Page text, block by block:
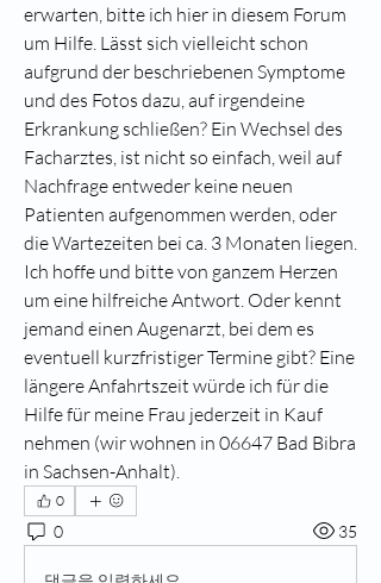
erwarten, bitte ich hier in diesem Forum
um Hilfe. Lässt sich vielleicht schon
aufgrund der beschriebenen Symptome
und des Fotos dazu, auf irgendeine
Erkrankung schließen? Ein Wechsel des
Facharztes, ist nicht so einfach, weil auf
Nachfrage entweder keine neuen
Patienten aufgenommen werden, oder
die Wartezeiten bei ca. 3 Monaten liegen.
Ich hoffe und bitte von ganzem Herzen
um eine hilfreiche Antwort. Oder kennt
jemand einen Augenarzt, bei dem es
eventuell kurzfristiger Termine gibt? Eine
längere Anfahrtszeit würde ich für die
Hilfe für meine Frau jederzeit in Kauf
nehmen (wir wohnen in 06647 Bad Bibra
in Sachsen-Anhalt).
0
0 35